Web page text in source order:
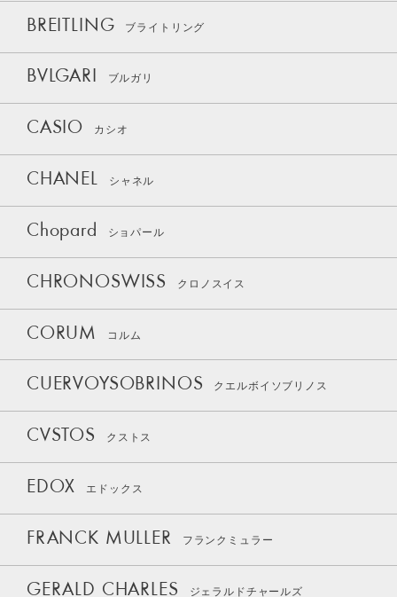
BREITLING ブライトリング
BVLGARI ブルガリ
CASIO カシオ
CHANEL シャネル
Chopard ショパール
CHRONOSWISS クロノスイス
CORUM コルム
CUERVOYSOBRINOS クエルボイソブリノス
CVSTOS クストス
EDOX エドックス
FRANCK MULLER フランクミュラー
GERALD CHARLES ジェラルドチャールズ